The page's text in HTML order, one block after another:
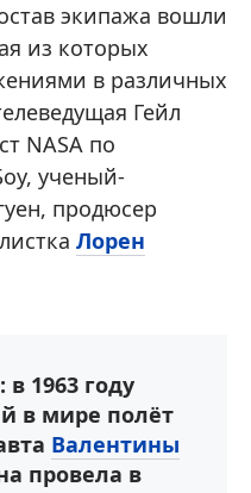
экипажа вошли
из которых
в различных
Гейл
NASA по
ученый-
продюсер
Лорен
1963 году
в мире полёт
Валентины
провела в